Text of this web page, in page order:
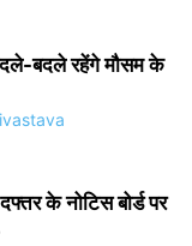
बदले रहेंगे मौसम के
के नोटिस बोर्ड पर